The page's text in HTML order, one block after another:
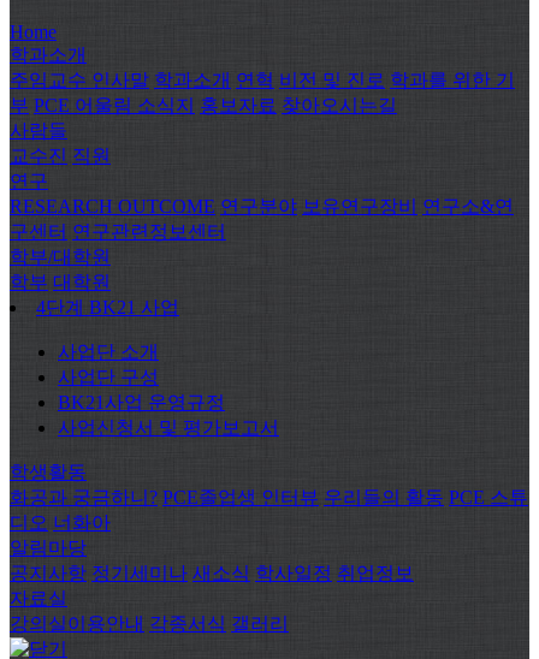
Home
학과소개
주임교수 인사말 학과소개 연혁 비전 및 진로 학과를 위한 기
부 PCE 어울림 소식지 홍보자료 찾아오시는길
사람들
교수진 직원
연구
RESEARCH OUTCOME 연구분야 보유연구장비
연구소&연
구센터 연구관련정보센터
학부/대학원
학부 대학원
4단계 BK21 사업
사업단 소개
사업단 구성
BK21사업 운영규정
사업신청서 및 평가보고서
학생활동
화공과 궁금하니? PCE졸업생 인터뷰 우리들의 활동 PCE 스튜
디오 너화아
알림마당
공지사항 정기세미나 새소식 학사일정 취업정보
자료실
강의실이용안내 각종서식 갤러리